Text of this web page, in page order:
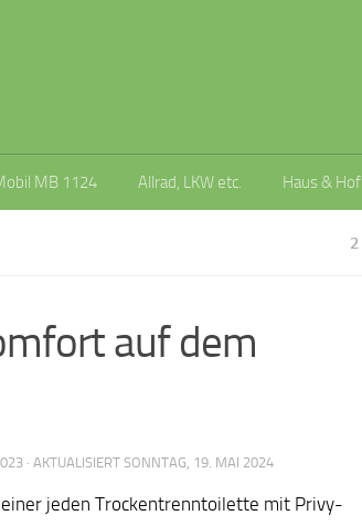
MB 1124 Allrad, LKW etc. Haus & Hof
2
auf dem
· AKTUALISIERT SONNTAG, 19. MAI 2024
jeden Trockentrenntoilette mit Privy-